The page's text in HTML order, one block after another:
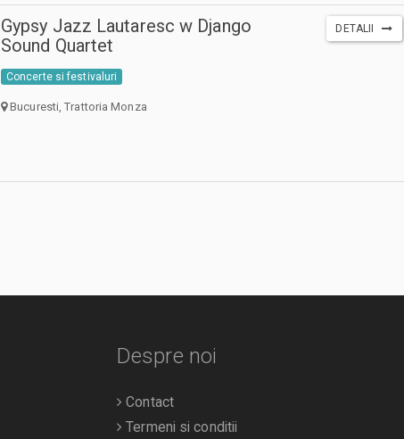
Gypsy Jazz Lautaresc w Django
Sound Quartet
Concerte si festivaluri
Bucuresti, Trattoria Monza
DETALII
Despre noi
Contact
Termeni si conditii